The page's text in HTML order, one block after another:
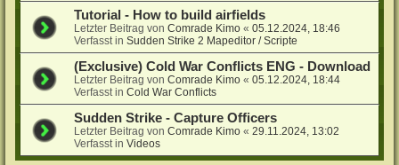
Tutorial - How to build airfields
Letzter Beitrag vonComrade Kimo «05.12.2024, 18:46
Verfasst inSudden Strike 2 Mapeditor / Scripte
(Exclusive) Cold War Conflicts ENG - Download
Letzter Beitrag vonComrade Kimo «05.12.2024, 18:44
Verfasst inCold War Conflicts
Sudden Strike - Capture Officers
Letzter Beitrag vonComrade Kimo «29.11.2024, 13:02
Verfasst inVideos